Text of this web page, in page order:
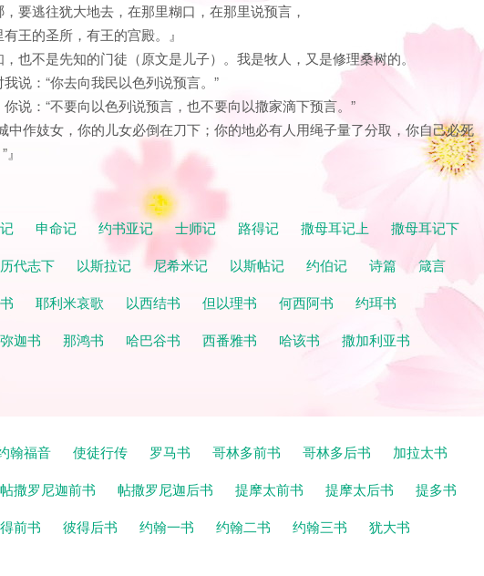
要逃往犹大地去，在那里糊口，在那里说预言，
王的圣所，有王的宫殿。』
也不是先知的门徒（原文是儿子）。我是牧人，又是修理桑树的。
说：“你去向我民以色列说预言。”
说：“不要向以色列说预言，也不要向以撒家滴下预言。”
中作妓女，你的儿女必倒在刀下；你的地必有人用绳子量了分取，你自己必死
申命记 约书亚记 士师记 路得记 撒母耳记上
撒母耳记下
历代志下 以斯拉记 尼希米记 以斯帖记 约伯记 诗篇
箴言
耶利米哀歌 以西结书 但以理书 何西阿书
约珥书
弥迦书 那鸿书 哈巴谷书 西番雅书 哈该书
撒加利亚书
翰福音 使徒行传 罗马书 哥林多前书 哥林多后书
加拉太书
帖撒罗尼迦前书 帖撒罗尼迦后书 提摩太前书 提摩太后书
提多书
前书 彼得后书 约翰一书 约翰二书 约翰三书
犹大书